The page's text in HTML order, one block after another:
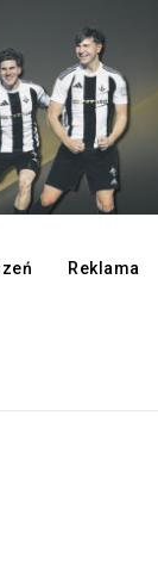
Reklama